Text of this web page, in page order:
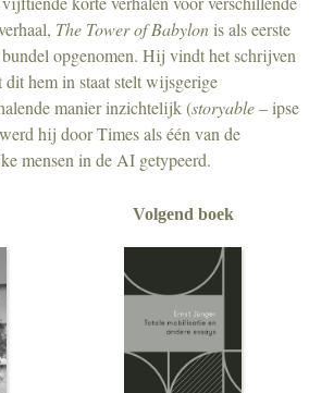
The Tower of Babylonis als eerste
opgenomen. Hij vindt het schrijven
dit hem in staat stelt wijsgerige
manier inzichtelijk (storyable– ipse
hij door Times als één van de
mensen in de AI getypeerd.
Volgend boek